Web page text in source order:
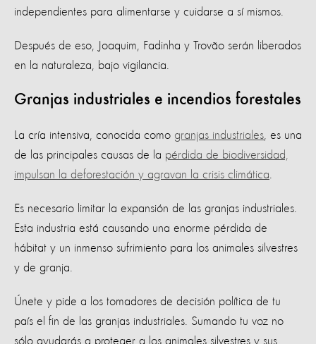
independientes para alimentarse y cuidarse a sí mismos.
Después de eso, Joaquim, Fadinha y Trovão serán liberados
en la naturaleza, bajo vigilancia.
Granjas industriales e incendios forestales
La cría intensiva, conocida como granjas industriales , es una
de las principales causas de la pérdida de biodiversidad,
impulsan la deforestación y agravan la crisis climática
Es necesario limitar la expansión de las granjas industriales.
Esta industria está causando una enorme pérdida de
hábitat y un inmenso sufrimiento para los animales silvestres
y de granja.
Únete y pide a los tomadores de decisión política de tu
país el fin de las granjas industriales. Sumando tu voz no
sólo ayudarás a proteger a los animales silvestres y sus